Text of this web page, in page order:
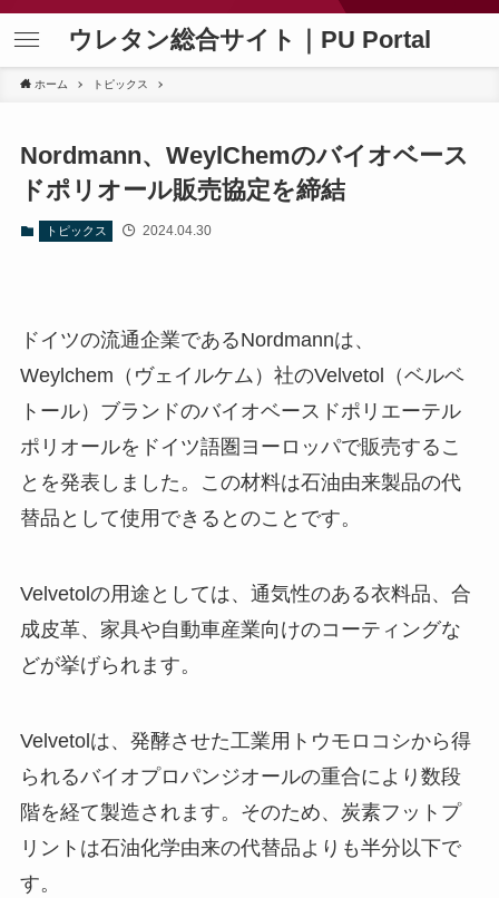
ウレタン総合サイト｜PU Portal
ホーム トピックス
Nordmann、WeylChemのバイオベース
ドポリオール販売協定を締結
トピックス 2024.04.30
ドイツの流通企業であるNordmannは、
Weylchem（ヴェイルケム）社のVelvetol（ベルベ
トール）ブランドのバイオベースドポリエーテル
ポリオールをドイツ語圏ヨーロッパで販売するこ
とを発表しました。この材料は石油由来製品の代
替品として使用できるとのことです。
Velvetolの用途としては、通気性のある衣料品、合
成皮革、家具や自動車産業向けのコーティングな
どが挙げられます。
Velvetolは、発酵させた工業用トウモロコシから得
られるバイオプロパンジオールの重合により数段
階を経て製造されます。そのため、炭素フットプ
リントは石油化学由来の代替品よりも半分以下で
す。